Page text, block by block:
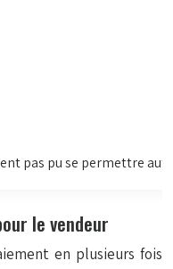
pas pu se permettre
le vendeur
en plusieurs fois